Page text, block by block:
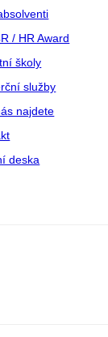
/ HR Award
školy
služby
najdete
deska